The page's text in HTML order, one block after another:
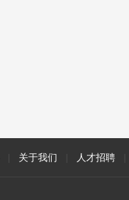
关于我们 人才招聘